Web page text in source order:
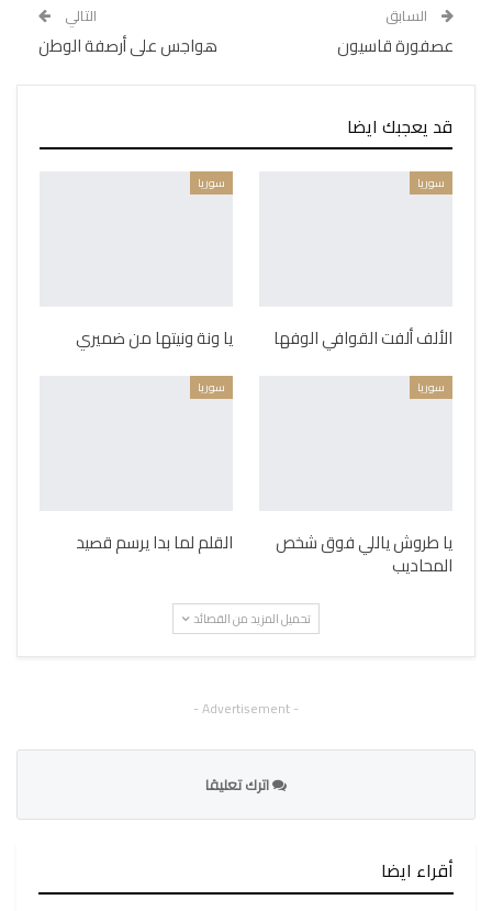
السابق
عصفورة قاسيون
التالي
هواجس على أرصفة الوطن
قد يعجبك ايضا
سوريا
الألف ألفت القوافي الوفها
سوريا
يا ونة ونيتها من ضميري
سوريا
يا طروش ياللي فوق شخص
المحاديب
سوريا
القلم لما بدا يرسم قصيد
تحميل المزيد من القصائد
- Advertisement -
اترك تعليقا
أقراء ايضا